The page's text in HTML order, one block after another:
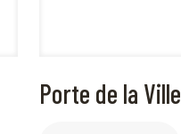
Porte de la Ville